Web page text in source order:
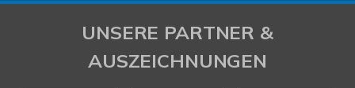
UNSERE PARTNER &
AUSZEICHNUNGEN